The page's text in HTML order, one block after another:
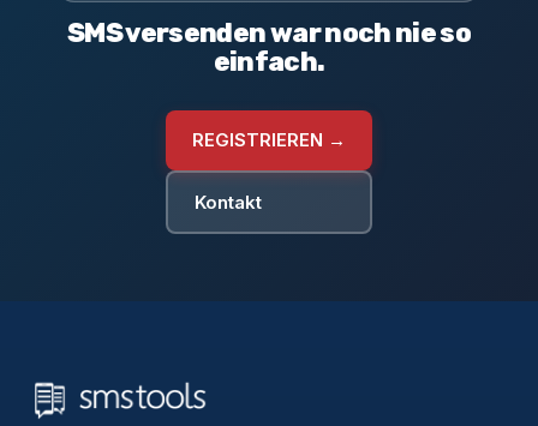
SMS versenden war noch nie so
einfach.
REGISTRIEREN →
Kontakt